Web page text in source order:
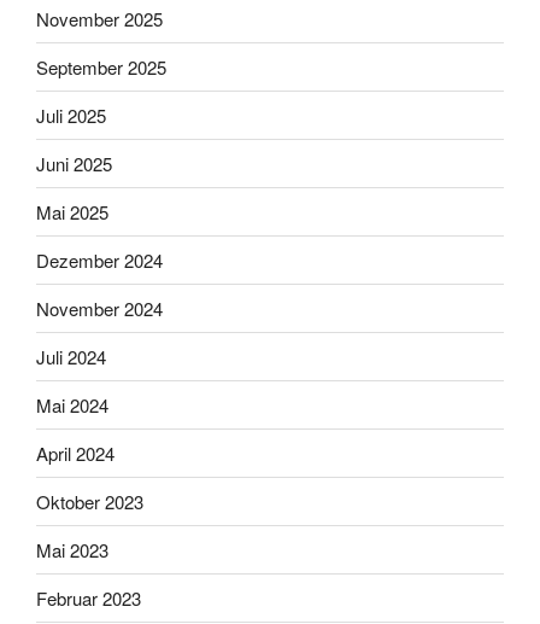
November 2025
September 2025
Juli 2025
Juni 2025
Mai 2025
Dezember 2024
November 2024
Juli 2024
Mai 2024
April 2024
Oktober 2023
Mai 2023
Februar 2023